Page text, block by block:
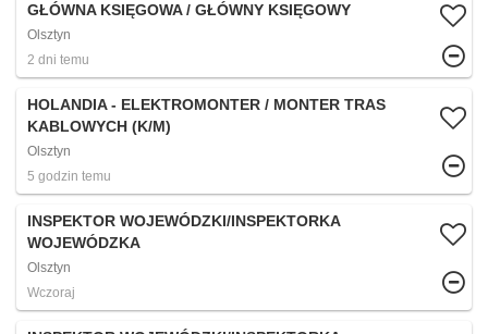
GŁÓWNA KSIĘGOWA / GŁÓWNY KSIĘGOWY
Olsztyn
2 dni temu
HOLANDIA - ELEKTROMONTER / MONTER TRAS
KABLOWYCH (K/M)
Olsztyn
5 godzin temu
INSPEKTOR WOJEWÓDZKI/INSPEKTORKA
WOJEWÓDZKA
Olsztyn
Wczoraj